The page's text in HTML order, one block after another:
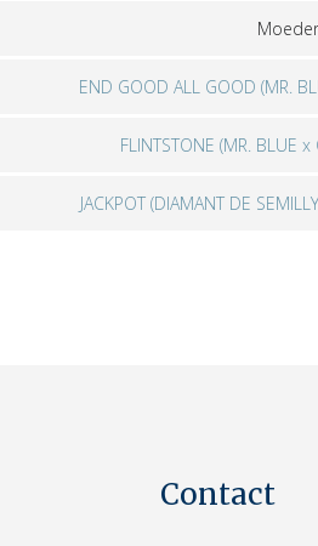
END GOOD ALL GOOD (MR.
FLINTSTONE (MR. BLUE x
JACKPOT (DIAMANT DE
Contact